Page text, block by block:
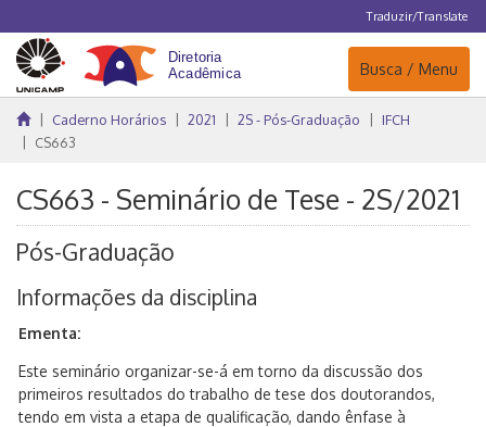
Traduzir/Translate
Navegação
Busca / Menu
Caderno Horários 2021 2S - Pós-Graduação
IFCH
CS663
CS663 - Seminário de Tese - 2S/2021
Pós-Graduação
Informações da disciplina
Ementa:
Este seminário organizar-se-á em torno da discussão dos
primeiros resultados do trabalho de tese dos doutorandos,
tendo em vista a etapa de qualificação, dando ênfase à